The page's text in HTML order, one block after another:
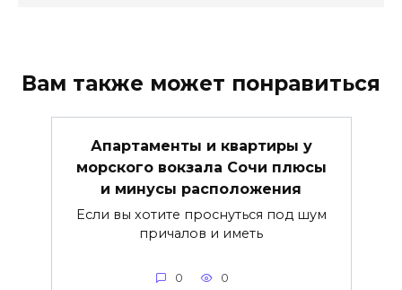
Вам также может понравиться
Апартаменты и квартиры у
морского вокзала Сочи плюсы
и минусы расположения
Если вы хотите проснуться под шум
причалов и иметь
0 0